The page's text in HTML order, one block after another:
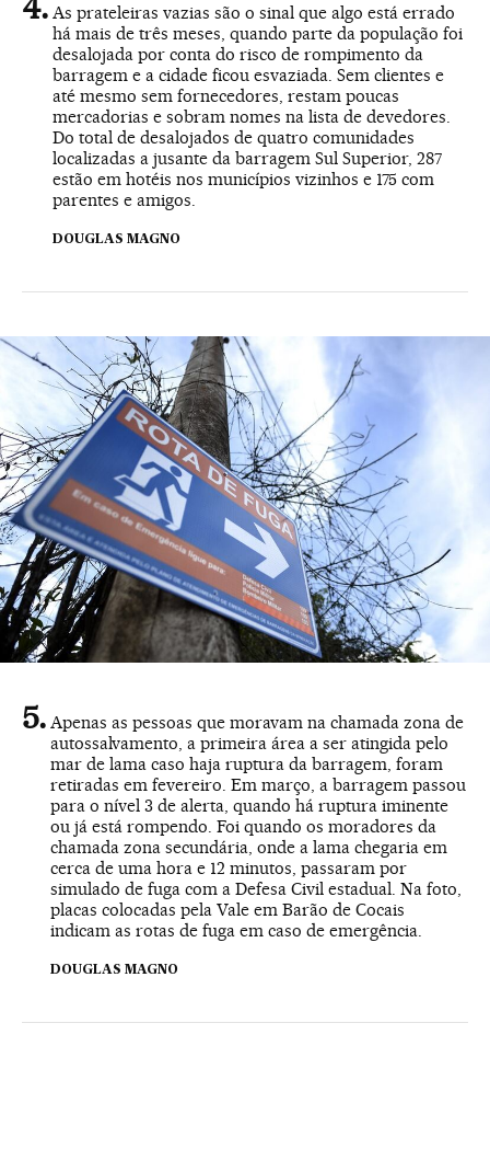
As prateleiras vazias são o sinal que algo está errado
há mais de três meses, quando parte da população foi
desalojada por conta do risco de rompimento da
barragem e a cidade ficou esvaziada. Sem clientes e
até mesmo sem fornecedores, restam poucas
mercadorias e sobram nomes na lista de devedores.
Do total de desalojados de quatro comunidades
localizadas a jusante da barragem Sul Superior, 287
estão em hotéis nos municípios vizinhos e 175 com
parentes e amigos.
DOUGLAS MAGNO
Apenas as pessoas que moravam na chamada zona de
autossalvamento, a primeira área a ser atingida pelo
mar de lama caso haja ruptura da barragem, foram
retiradas em fevereiro. Em março, a barragem passou
para o nível 3 de alerta, quando há ruptura iminente
ou já está rompendo. Foi quando os moradores da
chamada zona secundária, onde a lama chegaria em
cerca de uma hora e 12 minutos, passaram por
simulado de fuga com a Defesa Civil estadual. Na foto,
placas colocadas pela Vale em Barão de Cocais
indicam as rotas de fuga em caso de emergência.
DOUGLAS MAGNO